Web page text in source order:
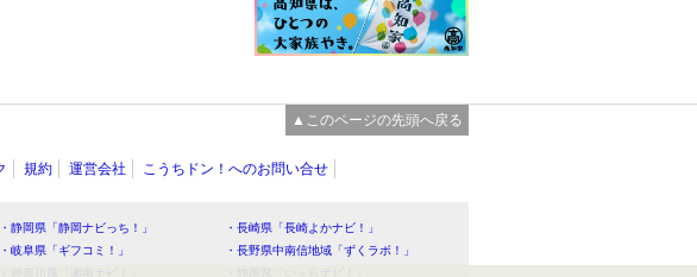
▲このページの先頭へ戻る
規約 運営会社 こうちドン！へのお問い合せ
・静岡県「静岡ナビっち！」
・長崎県「長崎よかナビ！」
・岐阜県「ギフコミ！」
・長野県中南信地域「ずくラボ！」